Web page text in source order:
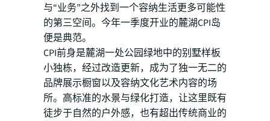
与“业务”之外找到一个容纳生活更多可能性
的第三空间。今年一季度开业的麓湖CPI岛
便是典范。
CPI前身是麓湖一处公园绿地中的别墅样板
小独栋，经过改造更新，成为了独一无二的
品牌展示橱窗以及容纳文化艺术内容的场
所。高标准的水景与绿化打造，让这里既有
徒步于自然的户外感，也有超出传统商业的